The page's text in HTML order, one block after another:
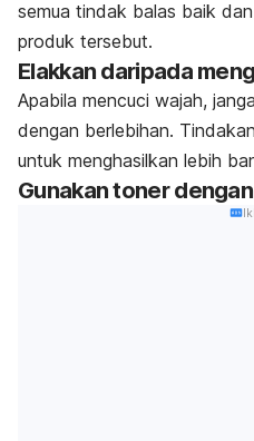
semua tindak balas baik
produk tersebut.
Elakkan daripada
Apabila mencuci wajah,
dengan berlebihan.
untuk menghasilkan lebih
Gunakan toner